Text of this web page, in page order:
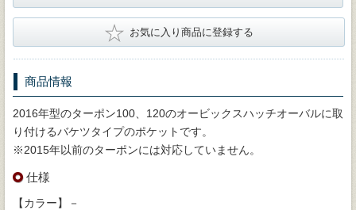
★ お気に入り商品に登録する
商品情報
2016年型のターポン100、120のオービックスハッチオーバルに取
り付けるバケツタイプのポケットです。
※2015年以前のターポンには対応していません。
仕様
【カラー】－